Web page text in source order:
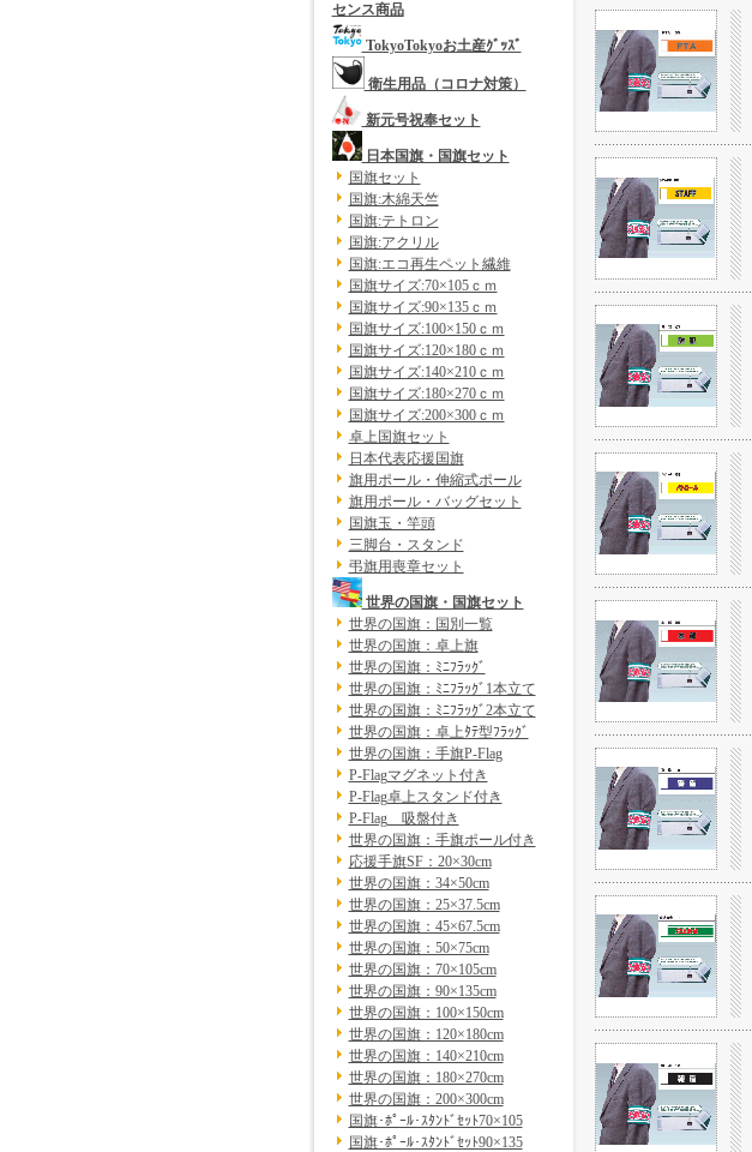
センス商品
TokyoTokyoお土産ｸﾞｯｽﾞ
衛生用品（コロナ対策）
新元号祝奉セット
日本国旗・国旗セット
国旗セット
国旗:木綿天竺
国旗:テトロン
国旗:アクリル
国旗:エコ再生ペット繊維
国旗サイズ:70×105ｃｍ
国旗サイズ:90×135ｃｍ
国旗サイズ:100×150ｃｍ
国旗サイズ:120×180ｃｍ
国旗サイズ:140×210ｃｍ
国旗サイズ:180×270ｃｍ
国旗サイズ:200×300ｃｍ
卓上国旗セット
日本代表応援国旗
旗用ポール・伸縮式ポール
旗用ポール・バッグセット
国旗玉・竿頭
三脚台・スタンド
弔旗用喪章セット
世界の国旗・国旗セット
世界の国旗：国別一覧
世界の国旗：卓上旗
世界の国旗：ﾐﾆﾌﾗｯｸﾞ
世界の国旗：ﾐﾆﾌﾗｯｸﾞ1本立て
世界の国旗：ﾐﾆﾌﾗｯｸﾞ2本立て
世界の国旗：卓上ﾀﾃ型ﾌﾗｯｸﾞ
世界の国旗：手旗P-Flag
P-Flagマグネット付き
P-Flag卓上スタンド付き
P-Flag 吸盤付き
世界の国旗：手旗ポール付き
応援手旗SF：20×30cm
世界の国旗：34×50cm
世界の国旗：25×37.5cm
世界の国旗：45×67.5cm
世界の国旗：50×75cm
世界の国旗：70×105cm
世界の国旗：90×135cm
世界の国旗：100×150cm
世界の国旗：120×180cm
世界の国旗：140×210cm
世界の国旗：180×270cm
世界の国旗：200×300cm
国旗･ﾎﾟｰﾙ･ｽﾀﾝﾄﾞｾｯﾄ70×105
国旗･ﾎﾟｰﾙ･ｽﾀﾝﾄﾞｾｯﾄ90×135